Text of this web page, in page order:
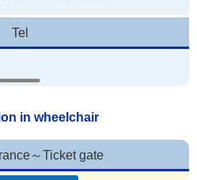
Tel
in wheelchair
～Ticket gate